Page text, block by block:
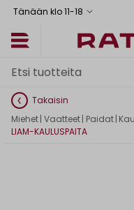
Tänään klo 11-18
Toimituskulut alk.
Takaisin
Miehet| Vaatteet| Paidat |
LIAM-KAULUSPAITA